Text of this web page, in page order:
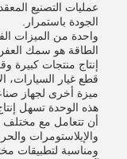
عمليات التصنيع
الجودة باستمرار.
واحدة من الميزات
الطاقة هو سمك
إنتاج منتجات كبيرة
قطع غيار السيارات،
ميزة أخرى لجهاز
هذه الوحدة تسهل
أن تتعامل مع مختلف
والإيلاستومرات
ومناسبة لتطبيقات